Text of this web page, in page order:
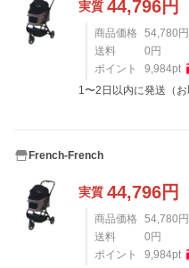
実質 44,796円
商品価格 54,780 円
送料
0 円
ポイント
9,984pt
1〜2日以内に発送（
French-French
実質 44,796円
商品価格 54,780 円
送料
0 円
ポイント
9,984pt